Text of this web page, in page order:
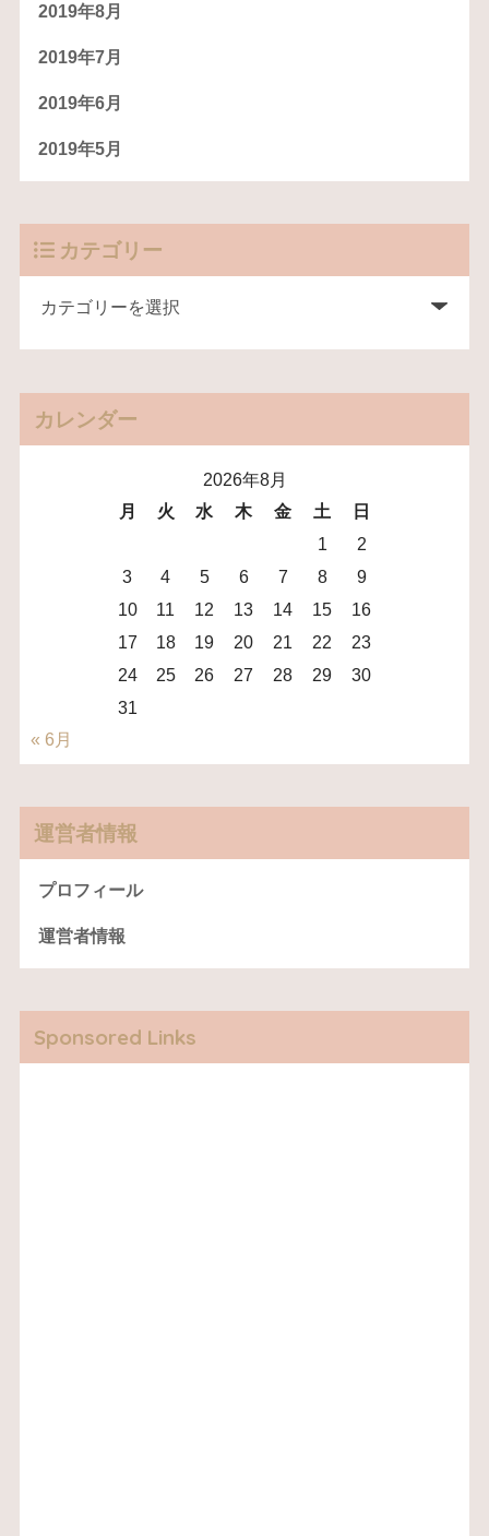
2019年8月
2019年7月
2019年6月
2019年5月
カテゴリー
カレンダー
2026年8月
月
火 水 木 金 土
日
1
2
3
4 5 6 7 8
9
10
11 12 13 14 15
16
17
18 19 20 21 22
23
24
25 26 27 28 29
30
31
« 6月
運営者情報
プロフィール
運営者情報
Sponsored Links